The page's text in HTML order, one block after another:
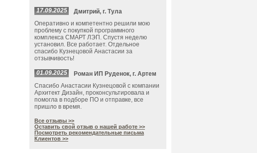
17.09.2025
Дмитрий, г. Тула
Оперативно и компетентно решили мою
проблему с покупкой программного
комплекса СМАРТ ЛЭП. Спустя неделю
установил. Все работает. Отдельное
спасибо Кузнецовой Анастасии за
отзывчивость!
01.09.2025
Роман ИП Руденок, г. Артем
Спасибо Анастасии Кузнецовой с компании
Архитект Дизайн, проконсультировала и
помогла в подборе ПО и отправке, все
пришло в время.
Все отзывы >>
Оставить свой отзыв о нашей работе >>
Посмотреть рекомендательные письма
Клиентов >>